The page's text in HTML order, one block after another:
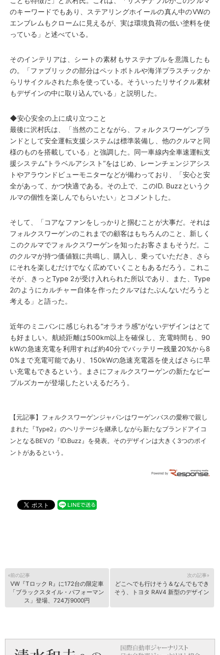
のキーワードでもあり、ステアリングホイールの真ん中のVWの
エンブレムもクロームに見えるが、実は環境負荷の低い塗料を使
っている」と述べている。
そのインテリアは、シートの素材もサステナブルを意識したも
の。「ファブリックの部分はペットボトルや海洋プラスチックか
らリサイクルされた糸を使っている。そういったリサイクル素材
もデザインの中に取り込んでいる」と説明した。
◆安心安全の上に成り立つこと
最後に沢村氏は、「当然のことながら、フォルクスワーゲンブラ
ンドとして安全運転支援システムは標準装備し、他のクルマと同
様のものを搭載している」と強調した。同一車線内全車速運転支
援システム“トラベルアシスト”をはじめ、レーンチェンジアシス
トやアラウンドビューモニターなどが備わっており、「安心と安
全があって、かつ快適である。その上で、このID. Buzzというク
ルマの個性を楽しんでもらいたい」とコメントした。
そして、「コアなファンをしっかりと掴むことが大事だ。それは
フォルクスワーゲンのこれまでの顧客はもちろんのこと、新しく
このクルマでフォルクスワーゲンを知ったお客さまもそうだ。こ
のクルマが持つ価値観に共鳴し、購入し、乗っていただき、さら
にそれを楽しむだけでなく広めていくこともあるだろう。これこ
そが、きっとType 2が受け入れられた所以であり、また、Type
2のようにカルチャー自体を作ったクルマはたぶんないだろうと
考える」と語った。
近年のミニバンに感じられる“オラオラ感”がないデザインはとて
も好ましい。航続距離は500km以上を確保し、充電時間も、90
kWの急速充電を利用すれば約40分でバッテリー残量20%から8
0%まで充電可能であり、150kWの急速充電器を使えばさらに早
い充電もできるという。まさにフォルクスワーゲンの新たなピー
プルズカーが登場したといえるだろう。
【元記事】 フォルクスワーゲンジャパンはワーゲンバスの愛称で親し
まれた『Type2』のヘリテージを継承しながら新たなブランドアイコ
ンとなるBEVの『ID.Buzz』を発表。そのデザインは大きく3つのポイ
ントがあるという。
«前の記事
VW『Tロック R』に172台の限定車
「ブラックスタイル・パフォーマン
ス」登場、724万9000円
次の記事»
どこへでも行けそう＆なんでもでき
そう、トヨタ RAV4 新型のデザイン